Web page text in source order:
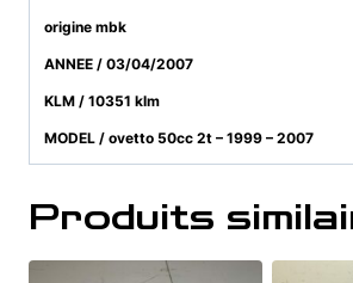
origine mbk
ANNEE / 03/04/2007
KLM / 10351 klm
MODEL / ovetto 50cc 2t – 1999 – 2007
Produits